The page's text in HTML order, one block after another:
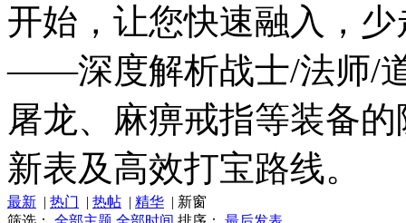
开始，让您快速融入，
——深度解析战士/法师/
屠龙、麻痹戒指等装备
新表及高效打宝路线。
最新 | 热门 | 热帖 | 精华 | 新窗